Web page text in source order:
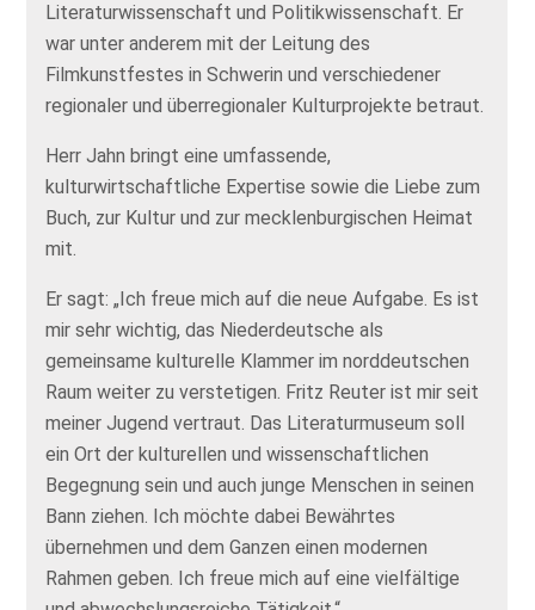
Literaturwissenschaft und Politikwissenschaft. Er
war unter anderem mit der Leitung des
Filmkunstfestes in Schwerin und verschiedener
regionaler und überregionaler Kulturprojekte betraut.
Herr Jahn bringt eine umfassende,
kulturwirtschaftliche Expertise sowie die Liebe zum
Buch, zur Kultur und zur mecklenburgischen Heimat
mit.
Er sagt: „Ich freue mich auf die neue Aufgabe. Es ist
mir sehr wichtig, das Niederdeutsche als
gemeinsame kulturelle Klammer im norddeutschen
Raum weiter zu verstetigen. Fritz Reuter ist mir seit
meiner Jugend vertraut. Das Literaturmuseum soll
ein Ort der kulturellen und wissenschaftlichen
Begegnung sein und auch junge Menschen in seinen
Bann ziehen. Ich möchte dabei Bewährtes
übernehmen und dem Ganzen einen modernen
Rahmen geben. Ich freue mich auf eine vielfältige